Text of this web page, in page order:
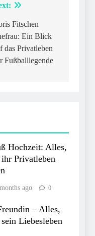
Fitschen
Ein Blick
das Privatleben
Fußballlegende
Hochzeit: Alles,
Privatleben
ago 0
– Alles,
Liebesleben